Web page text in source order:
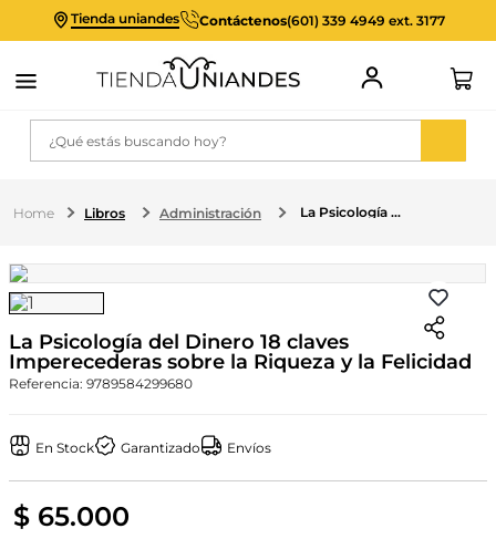
Tienda uniandes Contáctenos(601) 339 4949 ext. 3177
¿Qué estás buscando hoy?
Libros Administración La Psicología del Dinero 18 claves Imperecederas sobre la Riqueza y la Felicidad
La Psicología del Dinero 18 claves
Imperecederas sobre la Riqueza y la Felicidad
Referencia: 9789584299680
En Stock Garantizado Envíos
$ 65.000